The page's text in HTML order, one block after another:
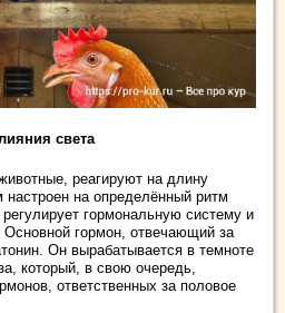
света
реагируют на длину
настроен на определённый ритм
гормональную систему и
гормон, отвечающий за
Он вырабатывается в темноте
который, в свою очередь,
ответственных за половое